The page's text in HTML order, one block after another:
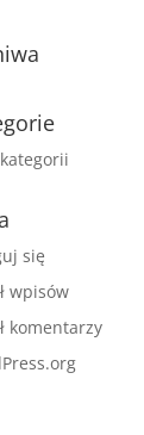
się
wpisów
komentarzy